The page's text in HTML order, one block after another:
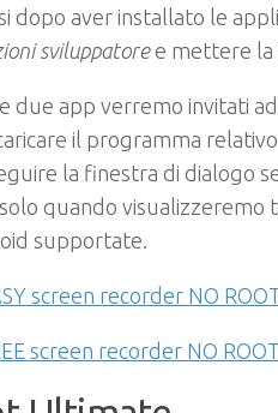
dopo aver installato le
sviluppatoree mettere la
due app verremo invitati
il programma
la finestra di dialogo
quando visualizzeremo
supportate.
screen recorder NO
screen recorder NO ROOT